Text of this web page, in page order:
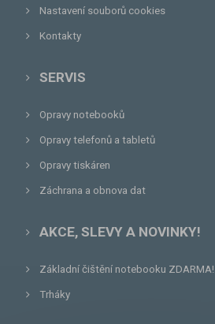
Nastavení souborů cookies
Kontakty
SERVIS
Opravy notebooků
Opravy telefonů a tabletů
Opravy tiskáren
Záchrana a obnova dat
AKCE, SLEVY A NOVINKY!
Základní čištění notebooku ZDARMA!
Trháky